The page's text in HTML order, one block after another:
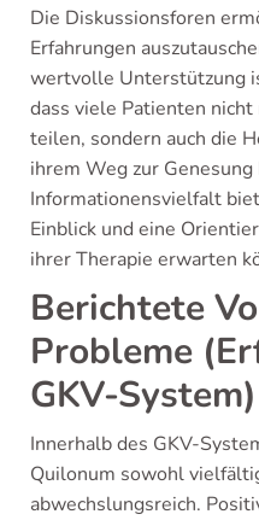
Die Diskussionsforen
Erfahrungen
wertvolle Unterstützung
dass viele Patienten
teilen, sondern auch die
ihrem Weg zur
Informationensvielfalt
Einblick und eine
ihrer Therapie erwarten
Berichtete
Probleme
GKV-System)
Innerhalb des GKV-
Quilonum sowohl
abwechslungsreich.